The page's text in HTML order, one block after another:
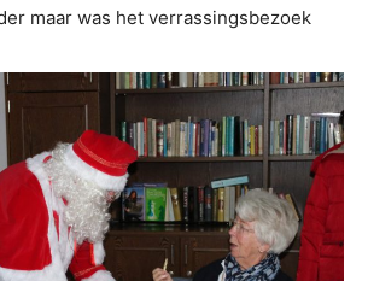
maar was het verrassingsbezoek